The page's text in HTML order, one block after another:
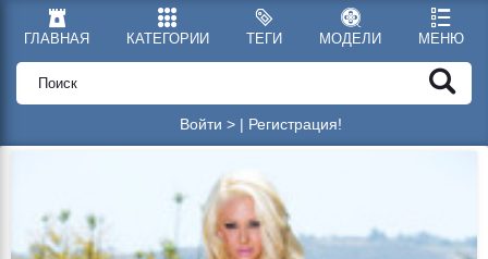
ГЛАВНАЯ КАТЕГОРИИ ТЕГИ МОДЕЛИ МЕНЮ
Войти > | Регистрация!